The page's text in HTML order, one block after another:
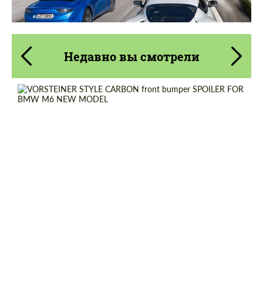
Недавно вы смотрели